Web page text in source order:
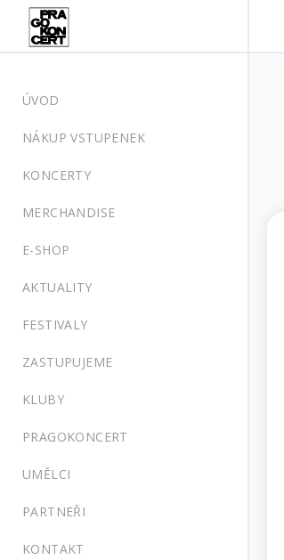
ÚVOD
NÁKUP VSTUPENEK
KONCERTY
MERCHANDISE
E-SHOP
AKTUALITY
FESTIVALY
ZASTUPUJEME
KLUBY
PRAGOKONCERT
UMĚLCI
PARTNEŘI
KONTAKT